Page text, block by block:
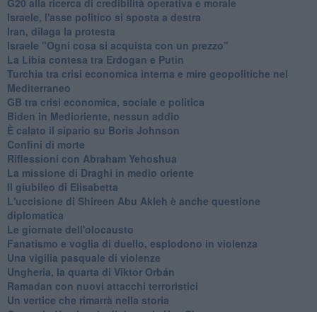
Israele, l'asse politico si sposta a destra
Iran, dilaga la protesta
Israele "Ogni cosa si acquista con un prezzo"
La Libia contesa tra Erdogan e Putin
Turchia tra crisi economica interna e mire geopolitiche nel
Mediterraneo
GB tra crisi economica, sociale e politica
Biden in Medioriente, nessun addio
È calato il sipario su Boris Johnson
Confini di morte
Riflessioni con Abraham Yehoshua
La missione di Draghi in medio oriente
Il giubileo di Elisabetta
L'uccisione di Shireen Abu Akleh è anche questione
diplomatica
Le giornate dell'olocausto
Fanatismo e voglia di duello, esplodono in violenza
Una vigilia pasquale di violenze
Ungheria, la quarta di Viktor Orbán
Ramadan con nuovi attacchi terroristici
Un vertice che rimarrà nella storia